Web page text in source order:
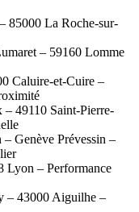
85000 La Roche-sur-
– 59160 Lomme
Caluire-et-Cuire –
49110 Saint-Pierre-
Genève Prévessin –
Lyon – Performance
– 43000 Aiguilhe –